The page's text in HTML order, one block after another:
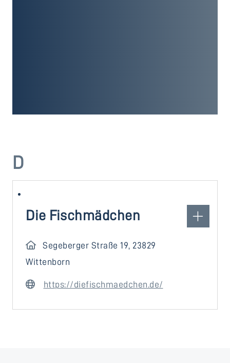
D
Die Fischmädchen
Segeberger Straße 19, 23829
Wittenborn
https://diefischmaedchen.de/